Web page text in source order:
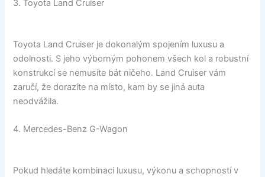
3. Toyota Land Cruiser
Toyota Land Cruiser je dokonalým spojením luxusu a
odolnosti. S jeho výborným pohonem všech kol a robustní
konstrukcí se nemusíte bát ničeho. Land Cruiser vám
zaručí, že dorazíte na místo, kam by se jiná auta
neodvážila.
4. Mercedes-Benz G-Wagon
Pokud hledáte kombinaci luxusu, výkonu a schopností v